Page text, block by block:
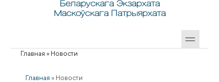
Беларускага Экзархата
Маскоўскага Патрыярхата
Главная » Новости
Главная » Новости